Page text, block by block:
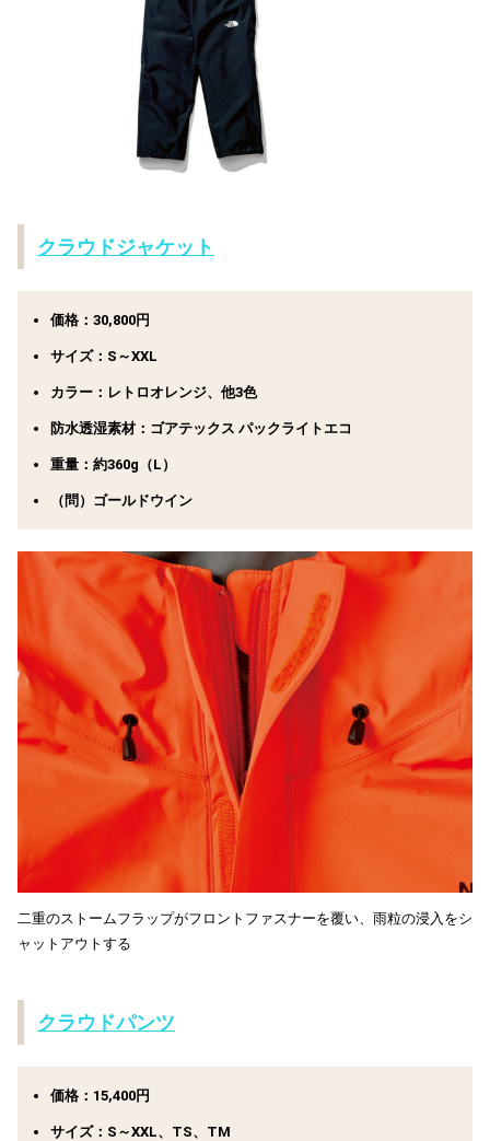
クラウドジャケット
価格：30,800円
サイズ：S～XXL
カラー：レトロオレンジ、他3色
防水透湿素材：ゴアテックス パックライトエコ
重量：約360g（L）
（問）ゴールドウイン
二重のストームフラップがフロントファスナーを覆い、雨粒の浸入をシ
ャットアウトする
クラウドパンツ
価格：15,400円
サイズ：S～XXL、TS、TM